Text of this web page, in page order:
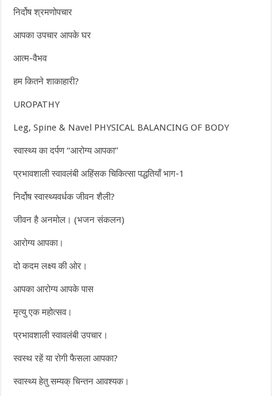
निर्दोष श्रमणोपचार
आपका उपचार आपके घर
आत्म-वैभव
हम कितने शाकाहारी?
UROPATHY
Leg, Spine & Navel PHYSICAL BALANCING OF BODY
स्वास्थ्य का दर्पण ‘‘आरोग्य आपका’’
प्रभावशाली स्वावलंबी अहिंसक चिकित्सा पद्धतियाँ भाग-1
निर्दोष स्वास्थ्यवर्धक जीवन शैली?
जीवन है अनमोल। (भजन संकलन)
आरोग्य आपका।
दो कदम लक्ष्य की ओर।
आपका आरोग्य आपके पास
मृत्यु एक महोत्सव।
प्रभावशाली स्वावलंबी उपचार।
स्वस्थ रहें या रोगी फैसला आपका?
स्वास्थ्य हेतु सम्यक् चिन्तन आवश्यक।